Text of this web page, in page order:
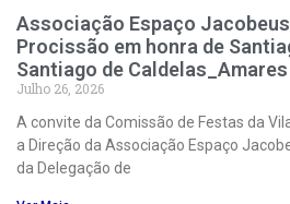
Associação Espaço
Procissão em honra de
Santiago de Caldelas_Amares
Julho 26, 2026
A convite da Comissão de Festas da
a Direção da Associação Espaço
da Delegação de